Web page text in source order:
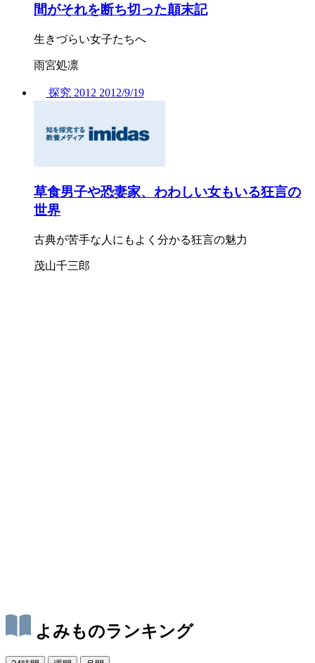
間がそれを断ち切った顛末記
生きづらい女子たちへ
雨宮処凛
探究 2012 2012/9/19
草食男子や恐妻家、わわしい女もいる狂言の
世界
古典が苦手な人にもよく分かる狂言の魅力
茂山千三郎
よみものランキング